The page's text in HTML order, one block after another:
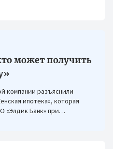
может получить
компании разъяснили
ипотека», которая
«Элдик Банк» при